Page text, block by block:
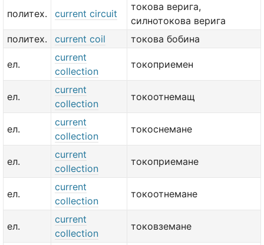
политех. current circuit
токова верига,
силнотокова верига
политех.
current coil токова бобина
ел.
current
collection
токоприемен
ел.
current
collection
токоотнемащ
ел.
current
collection
токоснемане
ел.
current
collection
токоприемане
ел.
current
collection
токоотнемане
ел.
current
collection
токовземане